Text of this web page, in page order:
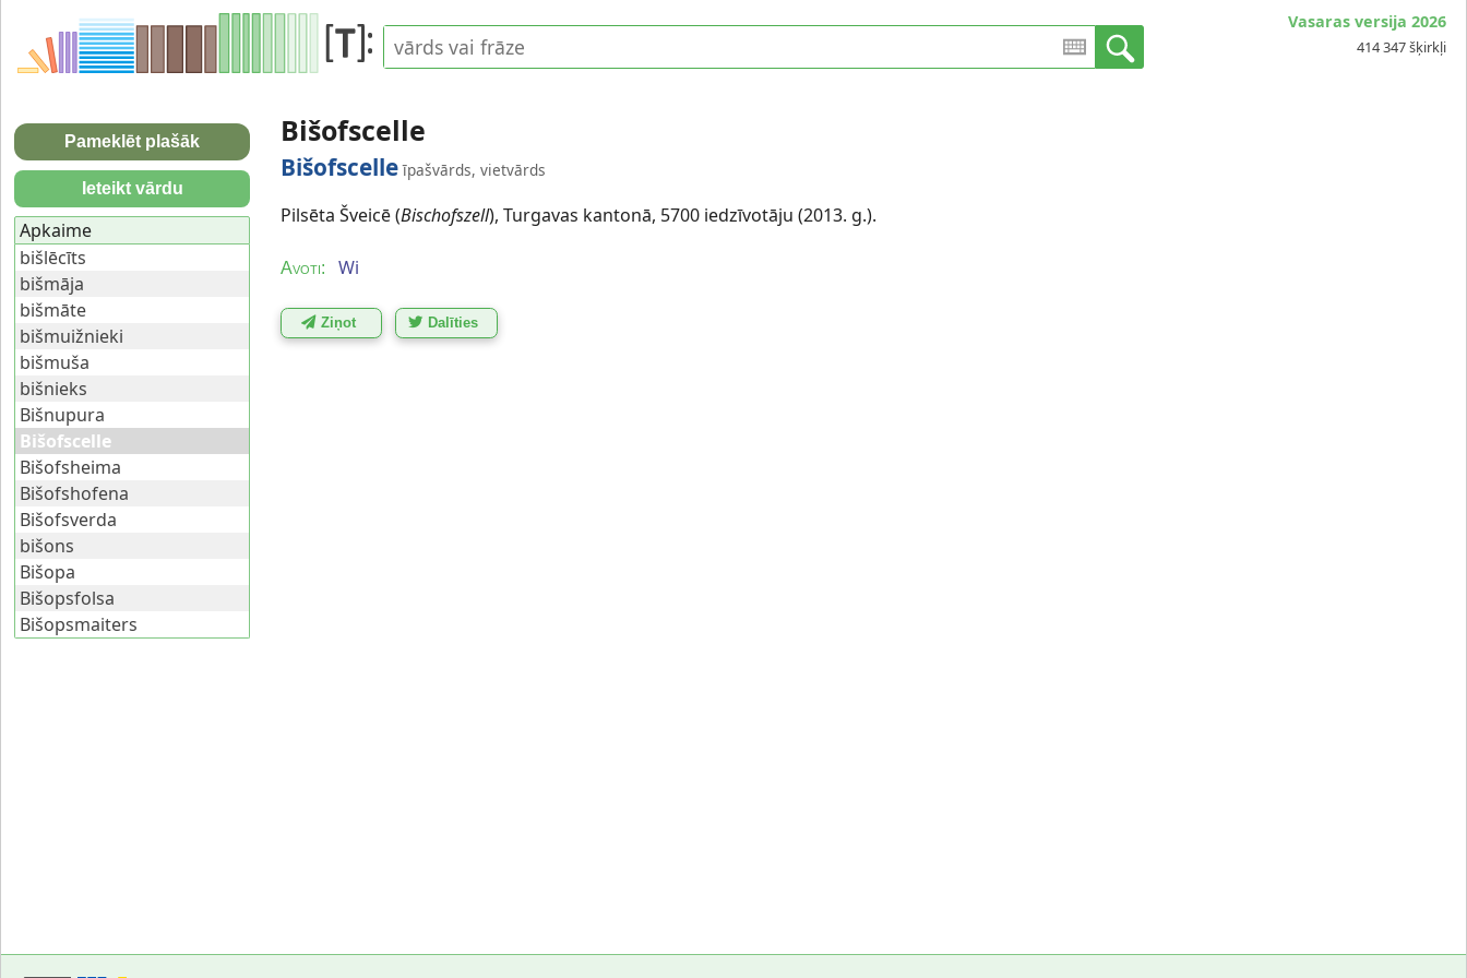
Vasaras versija 2026
414 347 šķirkļi
Bišofscelle
Bišofscelle īpašvārds, vietvārds
Pilsēta Šveicē (Bischofszell), Turgavas kantonā, 5700 iedzīvotāju (2013. g.).
Avoti: Wi
Ziņot Dalīties
Pameklēt plašāk
Ieteikt vārdu
Apkaime
bišlēcīts
bišmāja
bišmāte
bišmuižnieki
bišmuša
bišnieks
Bišnupura
Bišofscelle
Bišofsheima
Bišofshofena
Bišofsverda
bišons
Bišopa
Bišopsfolsa
Bišopsmaiters